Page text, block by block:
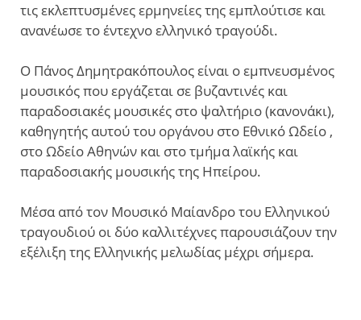
τις εκλεπτυσμένες ερμηνείες της εμπλούτισε και
ανανέωσε το έντεχνο ελληνικό τραγούδι.
Ο Πάνος Δημητρακόπουλος είναι ο εμπνευσμένος
μουσικός που εργάζεται σε βυζαντινές και
παραδοσιακές μουσικές στο ψαλτήριο (κανονάκι),
καθηγητής αυτού του οργάνου στο Εθνικό Ωδείο ,
στο Ωδείο Αθηνών και στο τμήμα λαϊκής και
παραδοσιακής μουσικής της Ηπείρου.
Μέσα από τον Μουσικό Μαίανδρο του Ελληνικού
τραγουδιού οι δύο καλλιτέχνες παρουσιάζουν την
εξέλιξη της Ελληνικής μελωδίας μέχρι σήμερα.​